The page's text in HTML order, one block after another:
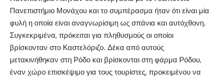
Πανεπιστήμιο Μονάχου και το συμπέρασμα ήταν ότι είναι μία
φυλή η οποία είναι αναγνωρίσιμη ως σπάνια και αυτόχθονη.
Συγκεκριμένα, πρόκειται για πληθυσμούς οι οποίοι
βρίσκονταν στο Καστελόριζο. Δέκα από αυτούς
μετακινήθηκαν στη Ρόδο και βρίσκονται στη φάρμα Ρόδου,
έναν χώρο επισκέψιμο για τους τουρίστες, προκειμένου να